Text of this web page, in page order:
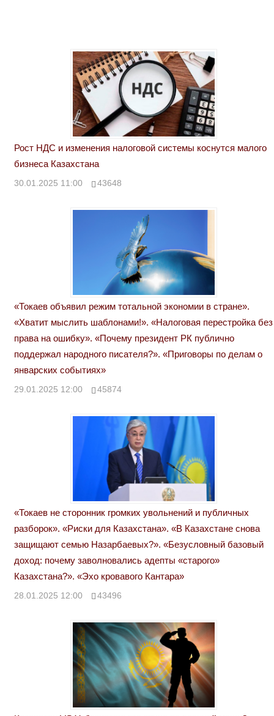
Рост НДС и изменения налоговой системы коснутся малого
бизнеса Казахстана
30.01.2025 11:00 43648
«Токаев объявил режим тотальной экономии в стране».
«Хватит мыслить шаблонами!». «Налоговая перестройка без
права на ошибку». «Почему президент РК публично
поддержал народного писателя?». «Приговоры по делам о
январских событиях»
29.01.2025 12:00 45874
«Токаев не сторонник громких увольнений и публичных
разборок». «Риски для Казахстана». «В Казахстане снова
защищают семью Назарбаевых?». «Безусловный базовый
доход: почему заволновались адепты «старого»
Казахстана?». «Эхо кровавого Кантара»
28.01.2025 12:00 43496